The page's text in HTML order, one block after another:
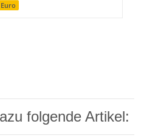
Euro
folgende Artikel: